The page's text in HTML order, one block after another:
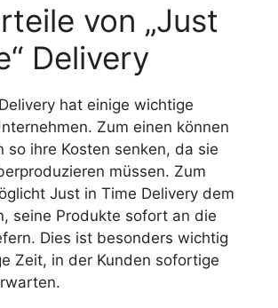
von „Just
Delivery
hat einige wichtige
Zum einen können
so ihre Kosten senken, da sie
müssen. Zum
Just in Time Delivery dem
seine Produkte sofort an die
Dies ist besonders wichtig
Zeit, in der Kunden sofortige